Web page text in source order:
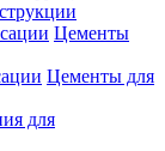
Цементы
Цементы для